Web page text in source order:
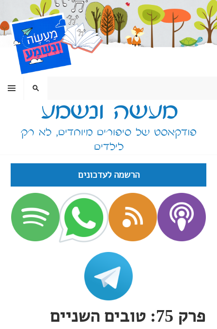
דילוג
לתוכן
מעשה ונשמע
פודקאסט של סיפורים מיוחדים, לא רק
לילדים
תפריט חיפוש
פרק 75: טובים השניים
הרשמה לעדכונים